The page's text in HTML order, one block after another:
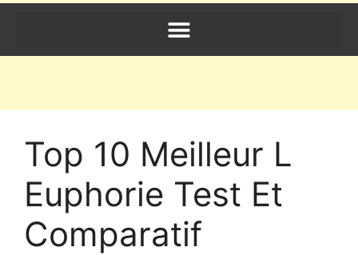
Top 10 Meilleur L
Euphorie Test Et
Comparatif